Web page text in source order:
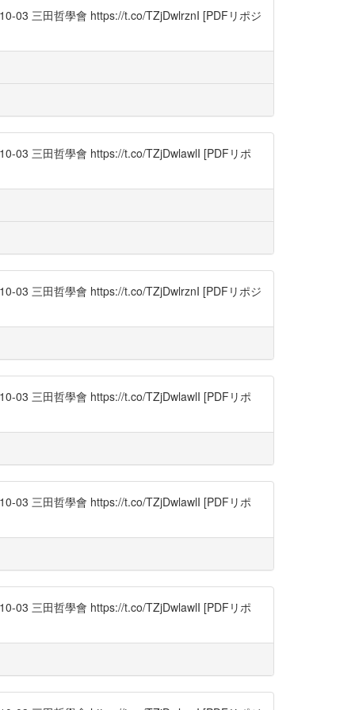
03 三田哲學會 https://t.co/TZjDwlrznI [PDFリポジ
03 三田哲學會 https://t.co/TZjDwlawlI [PDFリポ
03 三田哲學會 https://t.co/TZjDwlrznI [PDFリポジ
03 三田哲學會 https://t.co/TZjDwlawlI [PDFリポ
03 三田哲學會 https://t.co/TZjDwlawlI [PDFリポ
03 三田哲學會 https://t.co/TZjDwlawlI [PDFリポ